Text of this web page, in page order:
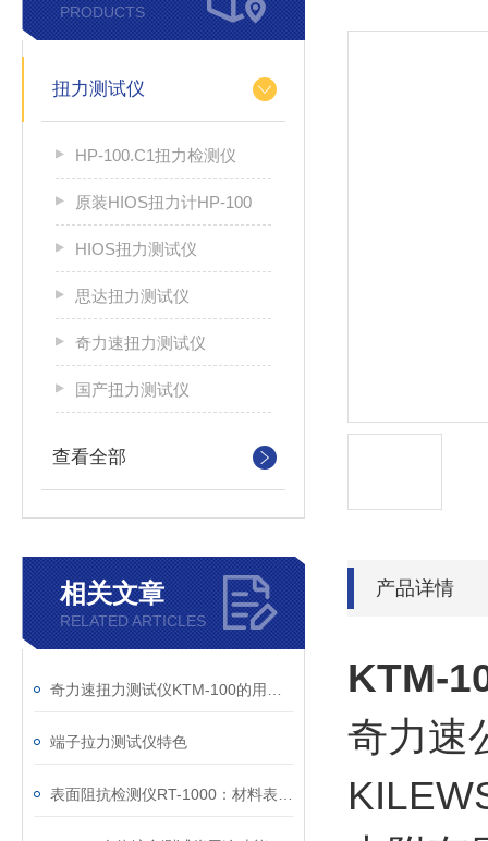
PRODUCTS
扭力测试仪
HP-100.C1扭力检测仪
原装HIOS扭力计HP-100
HIOS扭力测试仪
思达扭力测试仪
奇力速扭力测试仪
国产扭力测试仪
查看全部
相关文章
RELATED ARTICLES
端子拉力测试仪特色
产品详情
KTM-
奇力速